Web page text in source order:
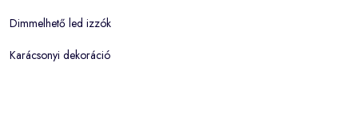
Dimmelhető led izzók
Karácsonyi dekoráció